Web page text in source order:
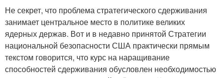
Не секрет, что проблема стратегического сдерживания
занимает центральное место в политике великих
ядерных держав. Вот и в недавно принятой Стратегии
национальной безопасности США практически прямым
текстом говорится, что курс на наращивание
способностей сдерживания обусловлен необходимостью